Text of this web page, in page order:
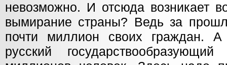
невозможно. И отсюда возникает
вымирание страны? Ведь за
почти миллион своих граждан.
русский